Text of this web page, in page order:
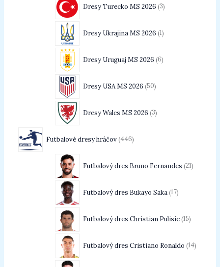
Dresy Turecko MS 2026 3
Dresy Ukrajina MS 2026 1
Dresy Uruguaj MS 2026 6
Dresy USA MS 2026 50
Dresy Wales MS 2026 3
Futbalové dresy hráčov 446
Futbalový dres Bruno Fernandes 21
Futbalový dres Bukayo Saka 17
Futbalový dres Christian Pulisic 15
Futbalový dres Cristiano Ronaldo 14